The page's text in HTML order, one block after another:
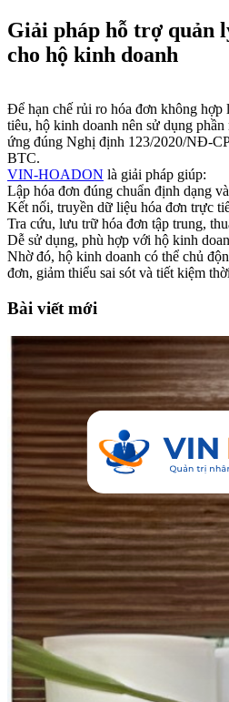
Giải pháp hỗ trợ quản
cho hộ kinh doanh
Để hạn chế rủi ro hóa đơn không hợp
tiêu, hộ kinh doanh nên sử dụng
ứng đúng Nghị định 123/2020/NĐ-
BTC.
VIN-HOADON là giải pháp giúp:
Lập hóa đơn đúng chuẩn định dạng
Kết nối, truyền dữ liệu hóa đơn trực
Tra cứu, lưu trữ hóa đơn tập trung,
Dễ sử dụng, phù hợp với hộ kinh
Nhờ đó, hộ kinh doanh có thể chủ
đơn, giảm thiểu sai sót và tiết kiệm
Bài viết mới